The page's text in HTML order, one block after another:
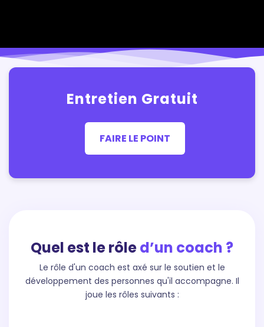
Entretien Gratuit
FAIRE LE POINT
Quel est le rôled’un coach ?
Le rôle d'un coach est axé sur le soutien et le
développement des personnes qu'il accompagne. Il
joue les rôles suivants :